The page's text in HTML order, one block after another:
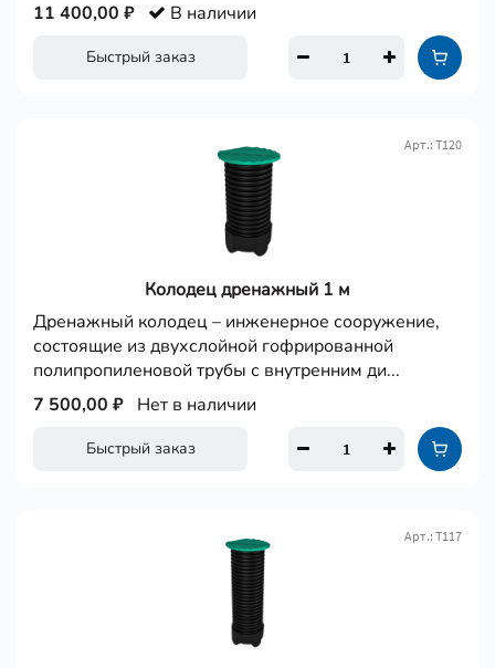
Быстрый заказ
11 400,00 ₽ В наличии
Колодец дренажный 1 м
Арт.: Т120
Дренажный колодец – инженерное сооружение,
состоящие из двухслойной гофрированной
полипропиленовой трубы с внутренним ди...
Быстрый заказ
7 500,00 ₽ Нет в наличии
Арт.: Т117